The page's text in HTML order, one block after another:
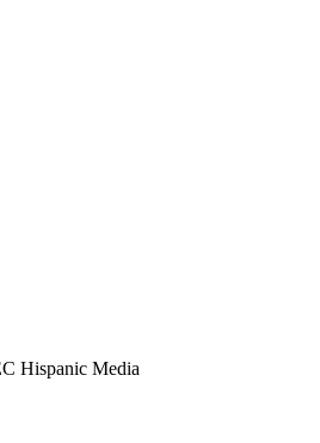
Hispanic Media